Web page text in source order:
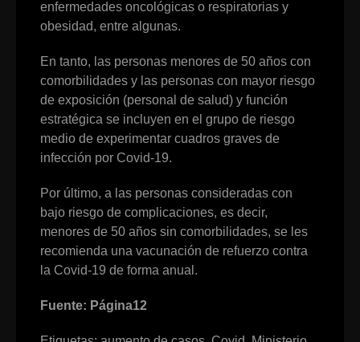
enfermedades oncológicas o respiratorias y
obesidad, entre algunas.
En tanto, las personas menores de 50 años con
comorbilidades y las personas con mayor riesgo
de exposición (personal de salud) y función
estratégica se incluyen en el grupo de riesgo
medio de experimentar cuadros graves de
infección por Covid-19.
Por último, a las personas consideradas con
bajo riesgo de complicaciones, es decir,
menores de 50 años sin comorbilidades, se les
recomienda una vacunación de refuerzo contra
la Covid-19 de forma anual.
Fuente: Página12